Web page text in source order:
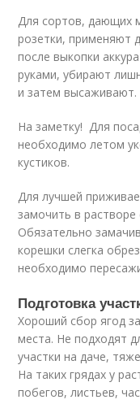
Для сортов, дающих
розетки, применяют
после выкопки
руками, убирают
и затем высаживают.
На заметку! Для
необходимо летом
кустиков.
Для лучшей
замочить в
Обязательно
корешки слегка
необходимо
Подготовка
Хороший сбор ягод
места. Не подходят
участки на даче,
На таких грядах у
побегов, листьев,